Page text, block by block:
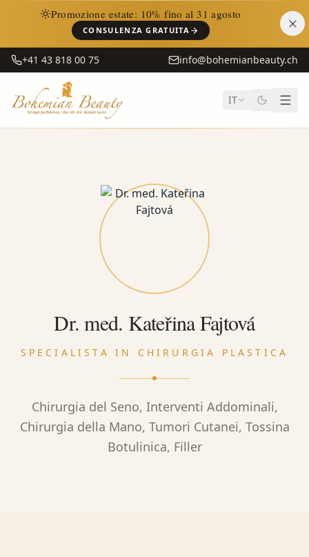
Promozione estate: 10% fino al 31 agosto
CONSULENZA GRATUITA
+41 43 818 00 75 info@bohemianbeauty.ch
IT
Dr. med. Kateřina Fajtová
SPECIALISTA IN CHIRURGIA PLASTICA
Chirurgia del Seno, Interventi Addominali,
Chirurgia della Mano, Tumori Cutanei, Tossina
Botulinica, Filler